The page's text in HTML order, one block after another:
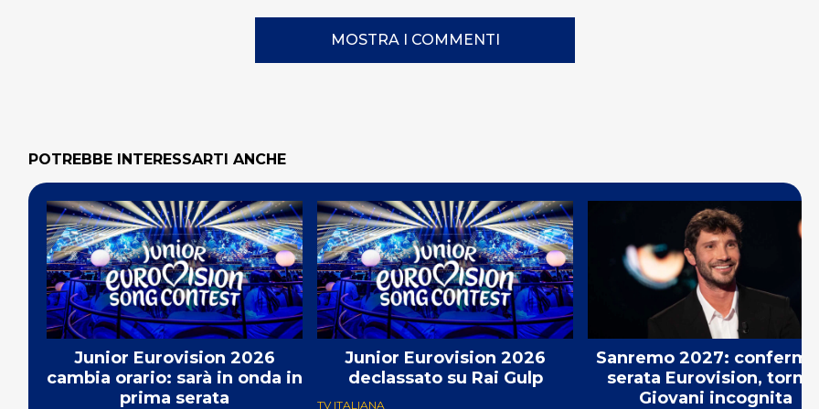
MOSTRA I COMMENTI
POTREBBE INTERESSARTI ANCHE
Junior Eurovision 2026
cambia orario: sarà in onda in
prima serata
Junior Eurovision 2026
declassato su Rai Gulp
TV ITALIANA
Sanremo 2027:
serata Eurovision, torneo
Giovani incognita